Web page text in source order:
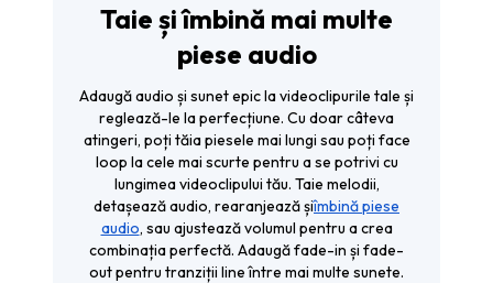
Taie și îmbină mai multe
piese audio
Adaugă audio și sunet epic la videoclipurile tale și
reglează-le la perfecțiune. Cu doar câteva
atingeri, poți tăia piesele mai lungi sau poți face
loop la cele mai scurte pentru a se potrivi cu
lungimea videoclipului tău. Taie melodii,
detașează audio, rearanjează șiîmbină piese
audio, sau ajustează volumul pentru a crea
combinația perfectă. Adaugă fade-in și fade-
out pentru tranziții line între mai multe sunete.